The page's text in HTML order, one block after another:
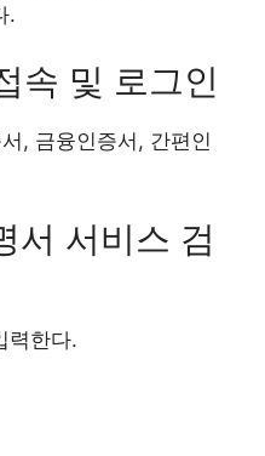
.
속 및 로그인
, 금융인증서, 간편인
서 서비스 검
력한다.